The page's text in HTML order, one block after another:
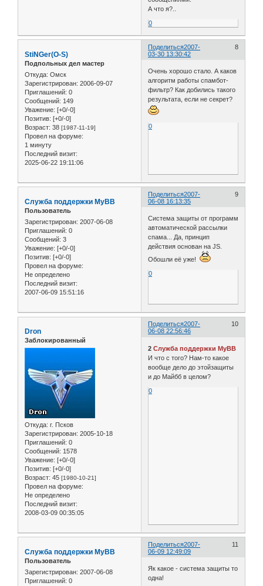
А что я?..
0
Поделиться 8
2007-
03-30 13:30:42
StiNGer(O-S)
Подпольных дел мастер
Откуда: Омск
Зарегистрирован: 2006-09-07
Приглашений: 0
Сообщений: 149
Уважение: [+0/-0]
Позитив: [+0/-0]
Возраст: 38 [1987-11-19]
Провел на форуме:
1 минуту
Последний визит:
2025-06-22 19:11:06
Очень хорошо стало. А каков
алгоритм работы спамбот-
фильтр? Как добились такого
результата, если не секрет?
0
Поделиться 9
2007-
06-08 16:13:35
Служба поддержки MyBB
Пользователь
Зарегистрирован: 2007-06-08
Приглашений: 0
Сообщений: 3
Уважение: [+0/-0]
Позитив: [+0/-0]
Провел на форуме:
Не определено
Последний визит:
2007-06-09 15:51:16
Система защиты от программ
автоматической рассылки
спама... Да, принцип
действия основан на JS.
Обошли её уже!
0
Поделиться 10
2007-
06-08 22:56:46
Dron
Заблокированный
Откуда: г. Псков
Зарегистрирован: 2005-10-18
Приглашений: 0
Сообщений: 1578
Уважение: [+0/-0]
Позитив: [+0/-0]
Возраст: 45 [1980-10-21]
Провел на форуме:
Не определено
Последний визит:
2008-03-09 00:35:05
2Служба поддержки MyBB
И что с того? Нам-то какое
вообще дело до этойзащиты
и до Майбб в целом?
0
Поделиться 11
2007-
06-09 12:49:09
Служба поддержки MyBB
Пользователь
Зарегистрирован: 2007-06-08
Приглашений: 0
Як какое - система защиты то
одна!